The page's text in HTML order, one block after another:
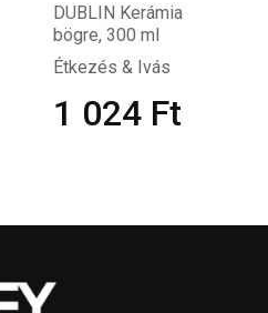
DUBLIN Kerámia
bögre, 300 ml
Étkezés & Ivás
1 024 Ft